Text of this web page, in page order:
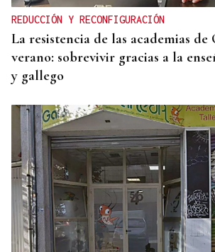
REDUCCIÓN Y RECONFIGURACIÓN
La resistencia de las academias de
verano: sobrevivir gracias a la
y gallego